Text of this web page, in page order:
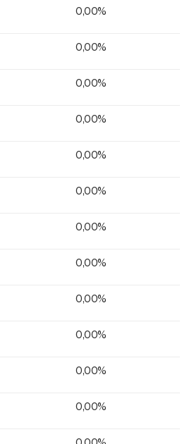
0,00%
0,00%
0,00%
0,00%
0,00%
0,00%
0,00%
0,00%
0,00%
0,00%
0,00%
0,00%